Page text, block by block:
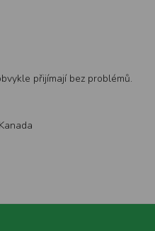
přijímají bez problémů.